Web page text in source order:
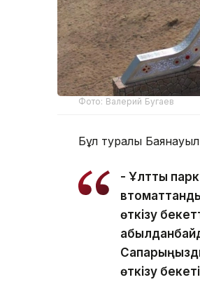
Фото: Валерий Бугаев
Бұл туралы
- Ұлттық
өткізу
өткізу